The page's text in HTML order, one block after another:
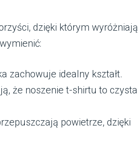
dzięki którym wyróżniają
zachowuje idealny kształt.
że noszenie t-shirtu to czysta
powietrze, dzięki